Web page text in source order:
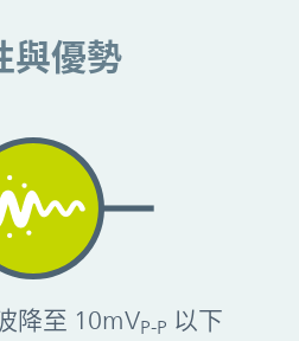
與優勢
降至 10mVP‑P 以下